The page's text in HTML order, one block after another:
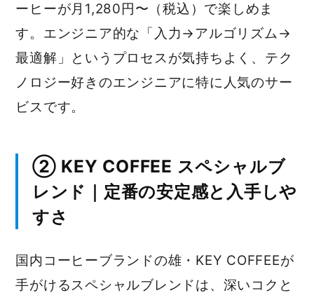
ーヒーが月1,280円〜（税込）で楽しめま
す。エンジニア的な「入力→アルゴリズム→
最適解」というプロセスが気持ちよく、テク
ノロジー好きのエンジニアに特に人気のサー
ビスです。
② KEY COFFEE スペシャルブ
レンド｜定番の安定感と入手しや
すさ
国内コーヒーブランドの雄・KEY COFFEEが
手がけるスペシャルブレンドは、深いコクと